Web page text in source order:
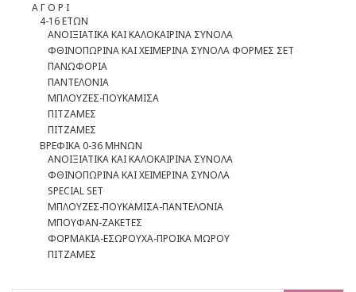
Α Γ Ο Ρ Ι
4-16 ΕΤΩΝ
ΑΝΟΙΞΙΑΤΙΚΑ ΚΑΙ ΚΑΛΟΚΑΙΡΙΝΑ ΣΥΝΟΛΑ
ΦΘΙΝΟΠΩΡΙΝΑ ΚΑΙ ΧΕΙΜΕΡΙΝΑ ΣΥΝΟΛΑ ΦΟΡΜΕΣ ΣΕΤ
ΠΑΝΩΦΟΡΙΑ
ΠΑΝΤΕΛΟΝΙΑ
ΜΠΛΟΥΖΕΣ-ΠΟΥΚΑΜΙΣΑ
ΠΙΤΖΑΜΕΣ
ΠΙΤΖΑΜΕΣ
ΒΡΕΦΙΚΑ 0-36 ΜΗΝΩΝ
ΑΝΟΙΞΙΑΤΙΚΑ ΚΑΙ ΚΑΛΟΚΑΙΡΙΝΑ ΣΥΝΟΛΑ
ΦΘΙΝΟΠΩΡΙΝΑ ΚΑΙ ΧΕΙΜΕΡΙΝΑ ΣΥΝΟΛΑ
SPECIAL SET
ΜΠΛΟΥΖΕΣ-ΠΟΥΚΑΜΙΣΑ-ΠΑΝΤΕΛΟΝΙΑ
ΜΠΟΥΦΑΝ-ΖΑΚΕΤΕΣ
ΦΟΡΜΑΚΙΑ-ΕΣΩΡΟΥΧΑ-ΠΡΟΙΚΑ ΜΩΡΟΥ
ΠΙΤΖΑΜΕΣ